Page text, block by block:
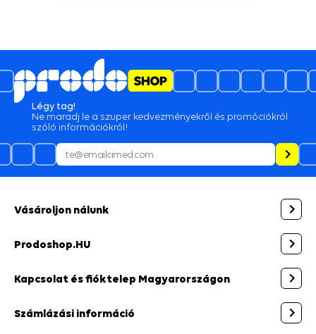
Légy tag!
Ne maradj le a szuper kedvezményekről és promóciókról
szóló információkról!
Vásároljon nálunk
Prodoshop.HU
Kapcsolat és fióktelep Magyarországon
Számlázási információ